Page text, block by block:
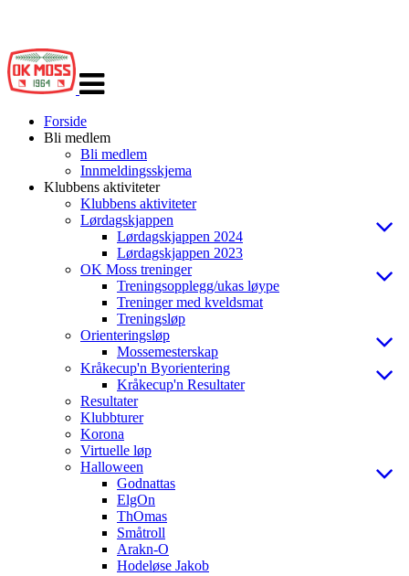
navigasjon
Forside
Bli medlem
Bli medlem
Innmeldingsskjema
Klubbens aktiviteter
Klubbens aktiviteter
Lørdagskjappen
Lørdagskjappen 2024
Lørdagskjappen 2023
OK Moss treninger
Treningsopplegg/ukas løype
Treninger med kveldsmat
Treningsløp
Orienteringsløp
Mossemesterskap
Kråkecup'n Byorientering
Kråkecup'n Resultater
Resultater
Klubbturer
Korona
Virtuelle løp
Halloween
Godnattas
ElgOn
ThOmas
Småtroll
Arakn-O
Hodeløse Jakob